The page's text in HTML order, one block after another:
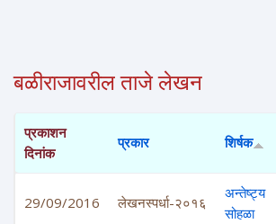
बळीराजावरील ताजे लेखन
प्रकाशन
दिनांक
प्रकार शिर्षक
29/09/2016 लेखनस्पर्धा-२०१६
अन्तेष्ट्य
सोहळा